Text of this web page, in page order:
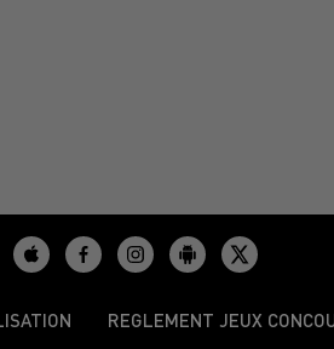
REGLEMENT JEUX